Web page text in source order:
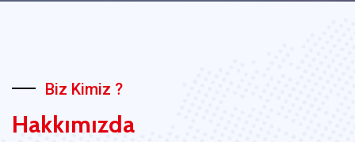
Biz Kimiz ?
Hakkımızda